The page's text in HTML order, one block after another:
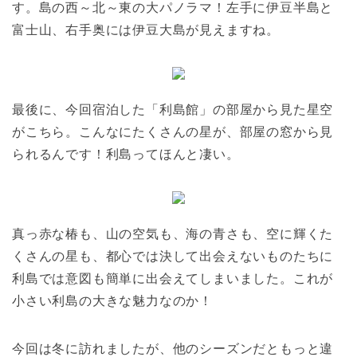
す。島の西～北～東の大パノラマ！左手に伊豆半島と
富士山、右手奥には伊豆大島が見えますね。
最後に、今回宿泊した「利島館」の部屋から見た星空
がこちら。こんなにたくさんの星が、部屋の窓から見
られるんです！利島ってほんと凄い。
真っ赤な椿も、山の空気も、海の青さも、空に輝くた
くさんの星も、都心では決して出会えないものたちに
利島では意図も簡単に出会えてしまいました。これが
小さい利島の大きな魅力なのか！
今回は冬に訪れましたが、他のシーズンだともっと違